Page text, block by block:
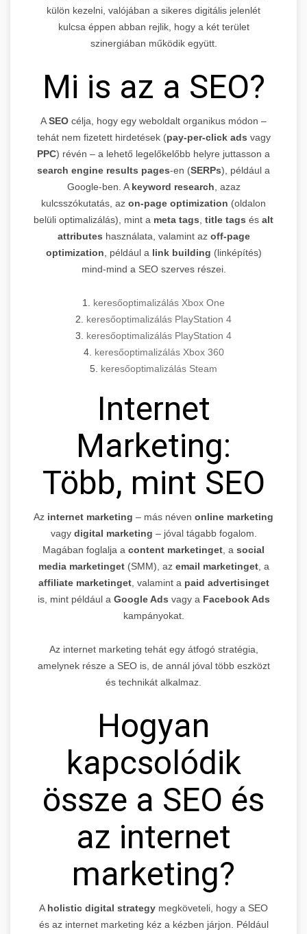
külön kezelni, valójában a sikeres digitális jelenlét
kulcsa éppen abban rejlik, hogy a két terület
szinergiában működik együtt.
Mi is az a SEO?
ASEO célja, hogy egy weboldalt organikus módon –
tehát nem fizetett hirdetések (pay-per-click ads vagy
PPC) révén – a lehető legelőkelőbb helyre juttasson a
search engine results pages-en (SERPs), például a
Google-ben. A keyword research , azaz
kulcsszókutatás, az on-page optimization (oldalon
belüli optimalizálás), mint a meta tags title tags és alt
attributes használata, valamint az off-page
optimization , például a link building (linképítés)
mind-mind a SEO szerves részei.
1. keresőoptimalizálás Xbox One
2. keresőoptimalizálás PlayStation 4
3. keresőoptimalizálás PlayStation 4
4. keresőoptimalizálás Xbox 360
5. keresőoptimalizálás Steam
Internet
Marketing:
Több, mint SEO
Az internet marketing – más néven online marketing
vagy digital marketing – jóval tágabb fogalom.
Magában foglalja a content marketinget , a social
media marketinget(SMM), az email marketinget, a
affiliate marketinget, valamint a paid advertisinget
is, mint például a Google Ads vagy a Facebook Ads
kampányokat.
Az internet marketing tehát egy átfogó stratégia,
amelynek része a SEO is, de annál jóval több eszközt
és technikát alkalmaz.
Hogyan
kapcsolódik
össze a SEO és
az internet
marketing?
A holistic digital strategy megköveteli, hogy a SEO
és az internet marketing kéz a kézben járjon. Például